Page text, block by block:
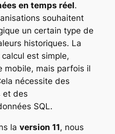
en temps réel.
souhaitent
un certain type de
historiques. La
est simple,
mobile, mais parfois il
nécessite des
et des
SQL.
la version 11, nous